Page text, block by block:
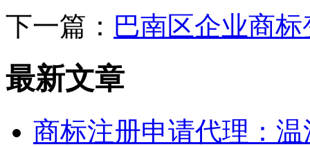
下一篇： 巴南区企业商
最新文章
商标注册申请代理：